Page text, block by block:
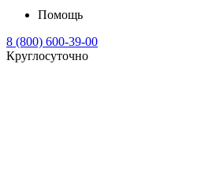
Помощь
8 (800) 600-39-00
Круглосуточно